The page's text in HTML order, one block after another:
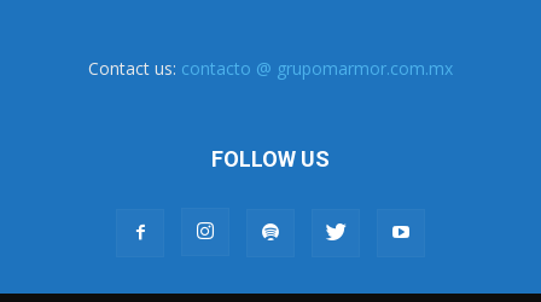
Contact us: contacto @ grupomarmor.com.mx
FOLLOW US